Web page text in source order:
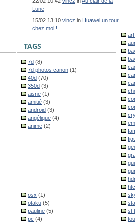
Lune
15/02 13:10 vincz in Huawei un tour
chez moi !
TAGS
7d (8)
7d photos canon (1)
40d (70)
350d (3)
aisne (1)
amitié (3)
android (3)
angélique (4)
anime (2)
htc
osx (1)
otaku (5)
pauline (5)
pc (4)
st